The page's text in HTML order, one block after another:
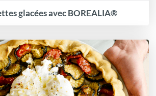
glacées avec BOREALIA®